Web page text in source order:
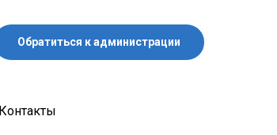
Обратиться к администрации
Контакты